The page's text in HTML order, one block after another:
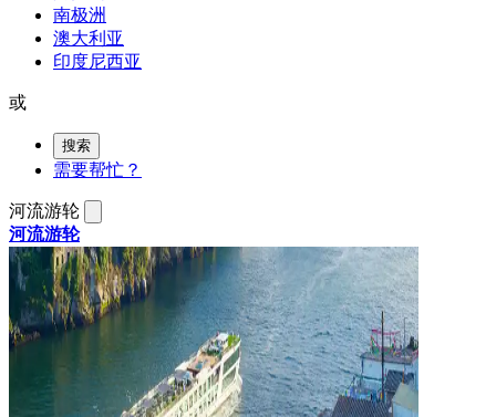
南极洲
澳大利亚
印度尼西亚
或
搜索
需要帮忙？
河流游轮
河流游轮